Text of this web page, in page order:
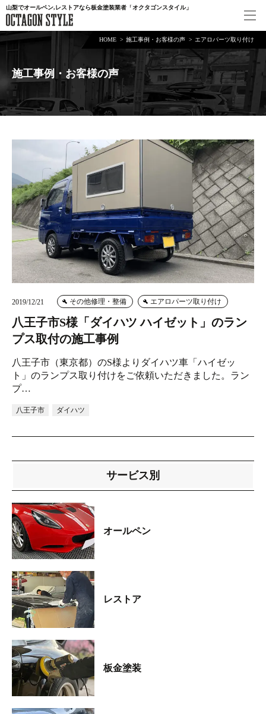
山梨でオールペン,レストアなら板金塗装業者「オクタゴンスタイル」
施工事例・お客様の声
HOME 施工事例・お客様の声 エアロパーツ取り付け
2019/12/21 その他修理・整備 エアロパーツ取り付け
八王子市S様「ダイハツ ハイゼット」のラン
プス取付の施工事例
八王子市（東京都）のS様よりダイハツ車「ハイゼッ
ト」のランプス取り付けをご依頼いただきました。ラン
プ…
八王子市 ダイハツ
サービス別
オールペン
レストア
板金塗装